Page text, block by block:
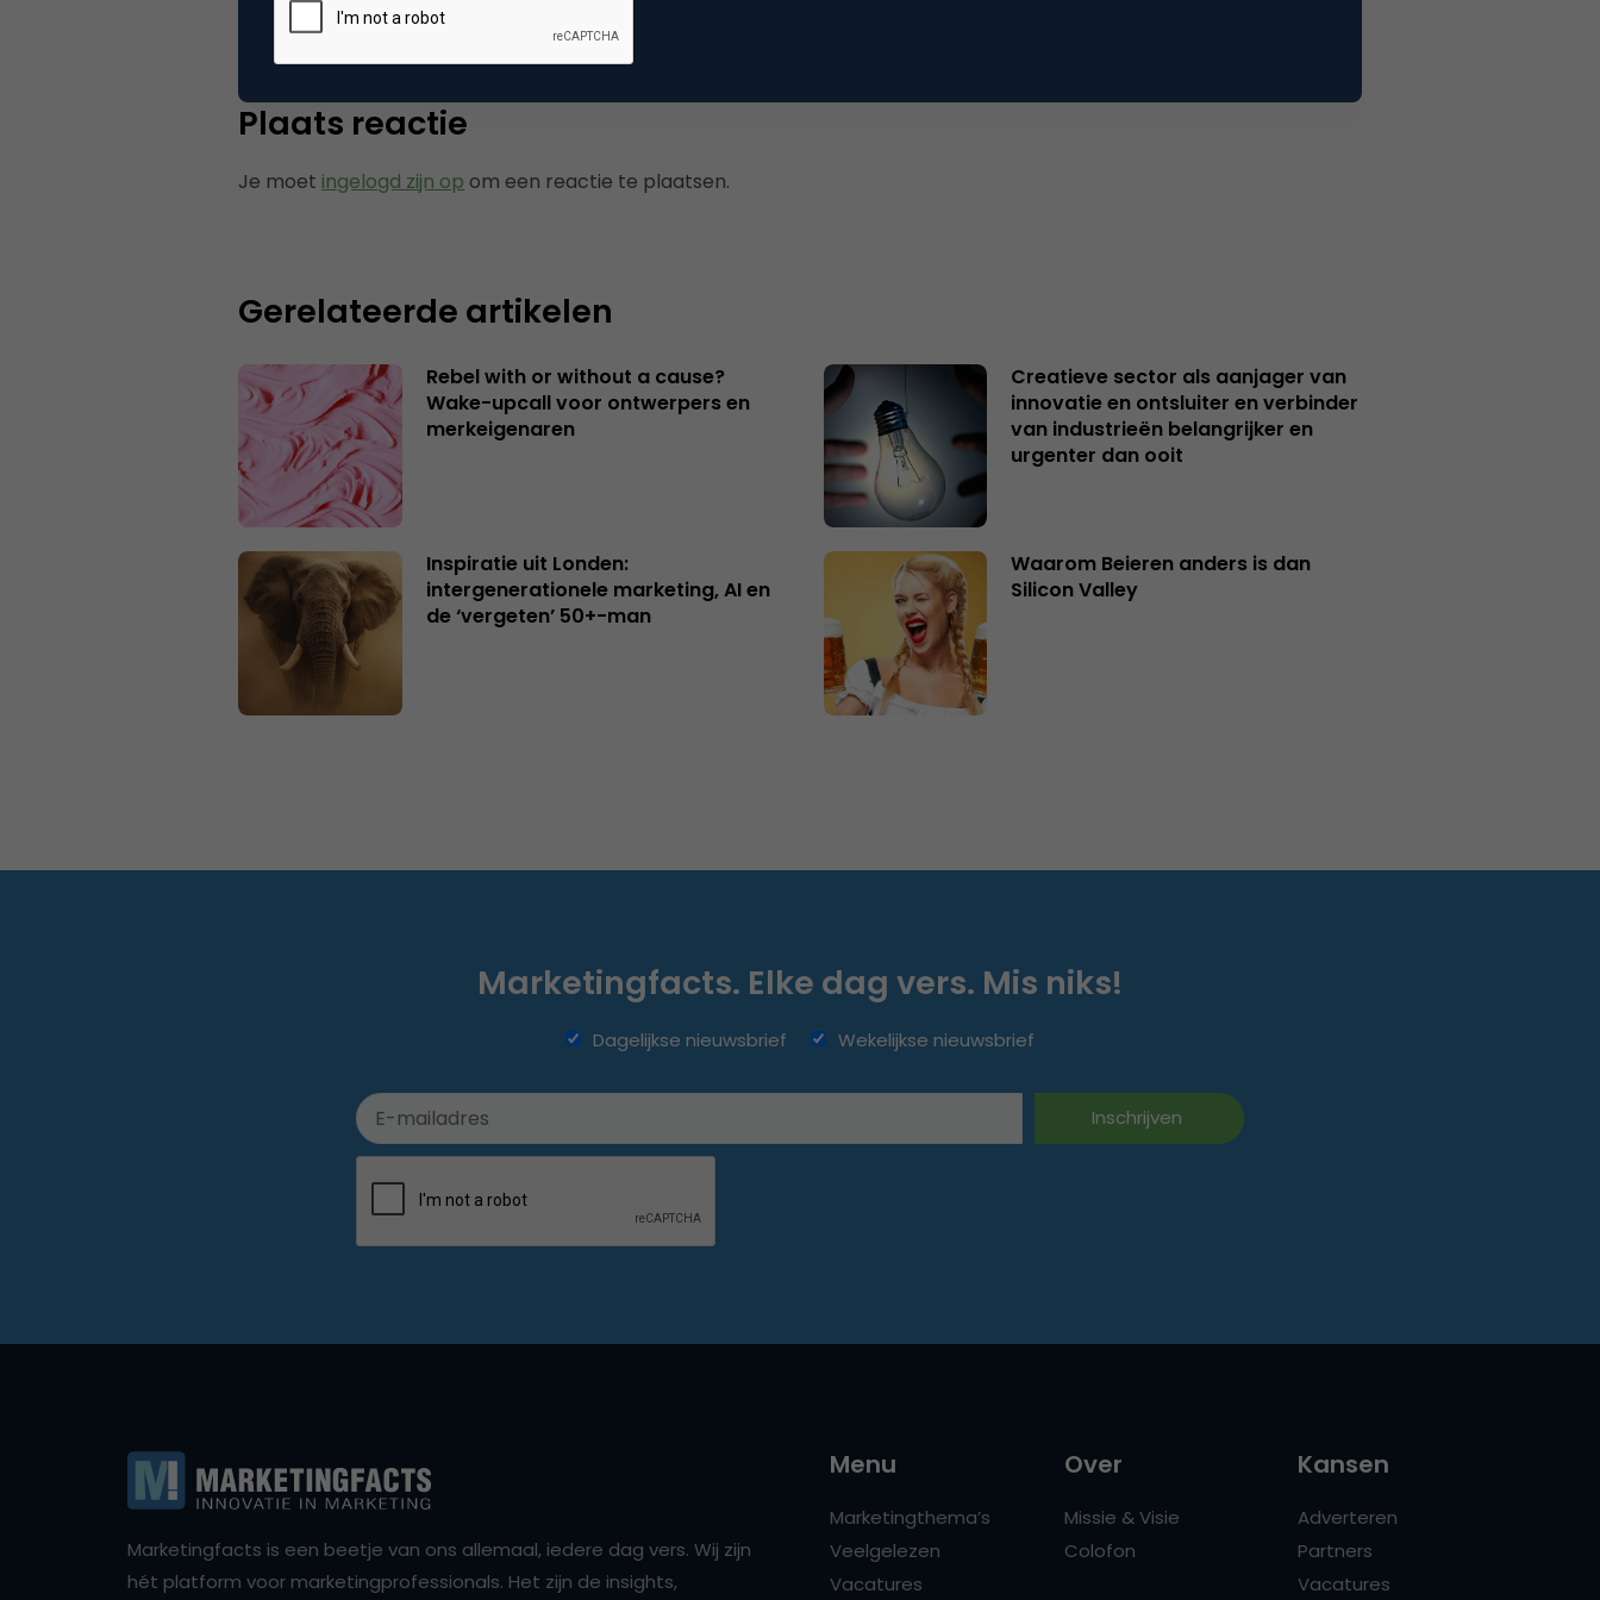
Plaats reactie
Je moet ingelogd zijn op om een reactie te plaatsen.
Gerelateerde artikelen
Rebel with or without a cause?
Wake-upcall voor ontwerpers en
merkeigenaren
Creatieve sector als aanjager van
innovatie en ontsluiter en verbinder
van industrieën belangrijker en
urgenter dan ooit
Inspiratie uit Londen:
intergenerationele marketing, AI en
de ‘vergeten’ 50+-man
Waarom Beieren anders is dan
Silicon Valley
Marketingfacts. Elke dag vers. Mis niks!
Dagelijkse nieuwsbrief Wekelijkse nieuwsbrief
Marketingfacts is een beetje van ons allemaal, iedere dag vers. Wij zijn
hét platform voor marketingprofessionals. Het zijn de insights,
Menu
Marketingthema’s
Veelgelezen
Vacatures
Over
Missie & Visie
Colofon
Kansen
Adverteren
Partners
Vacatures